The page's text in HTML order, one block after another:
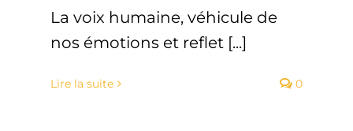
La voix humaine, véhicule de
nos émotions et reflet [...]
Lire la suite 0